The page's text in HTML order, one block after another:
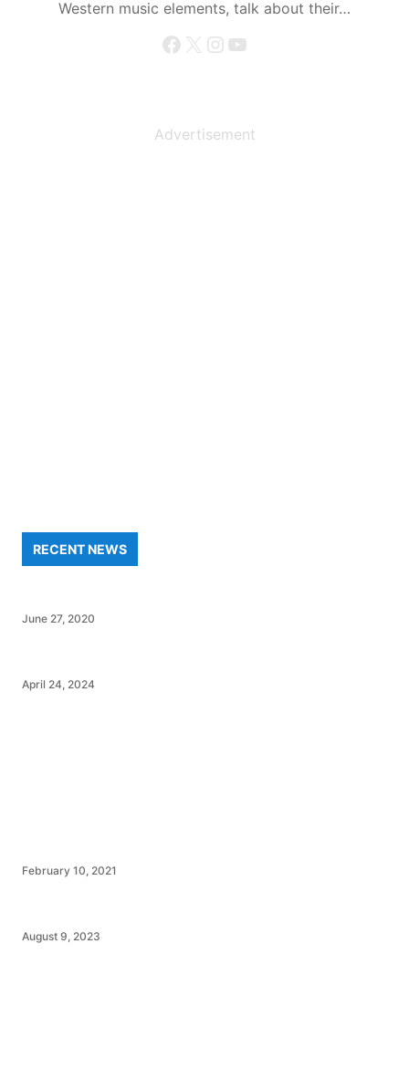
Western music elements, talk about their…
Facebook X Instagram YouTube
Advertisement
RECENT NEWS
June 27, 2020
April 24, 2024
February 10, 2021
August 9, 2023